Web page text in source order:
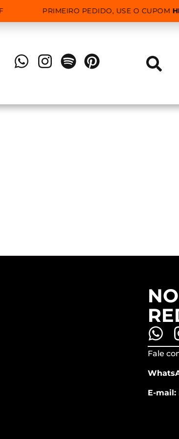
PRIMEIRO PEDIDO, USE O CUPOM
Fale
E-